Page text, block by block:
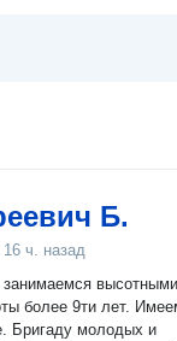
Б.
16 ч. назад
более 9ти лет.
Бригаду молодых и